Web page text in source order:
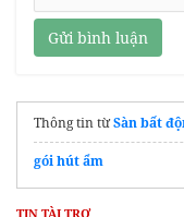
Gửi bình luận
Thông tin từSàn bất
gói hút ẩm
TIN TÀI TRỢ